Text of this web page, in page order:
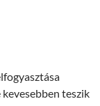
teszik